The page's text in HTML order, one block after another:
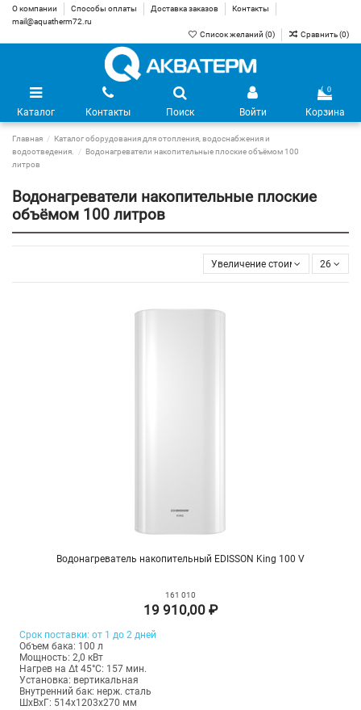
О компании Способы оплаты Доставка заказов
Контакты
mail@aquatherm72.ru
Список желаний (0) Сравнить (0)
Каталог Контакты Поиск Войти
0
Корзина
Главная
Каталог оборудования для отопления, водоснабжения и
водоотведения.
Водонагреватели накопительные плоские объёмом 100
литров
Водонагреватели накопительные плоские
объёмом 100 литров
Увеличение стоимости 26
Водонагреватель накопительный EDISSON King 100 V
161 010
19 910,00 ₽
Срок поставки: от 1 до 2 дней
Объем бака: 100 л
Мощность: 2,0 кВт
Нагрев на Δt 45°С: 157 мин.
Установка: вертикальная
Внутренний бак: нерж. сталь
ШхВхГ: 514х1203х270 мм